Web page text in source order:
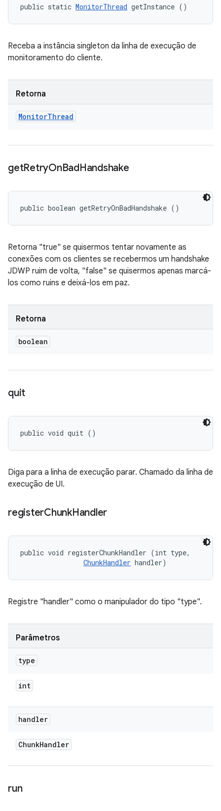
public static MonitorThread getInstance ()
Receba a instância singleton da linha de execução de
monitoramento do cliente.
Retorna
MonitorThread
getRetryOnBadHandshake
public boolean getRetryOnBadHandshake ()
Retorna "true" se quisermos tentar novamente as
conexões com os clientes se recebermos um handshake
JDWP ruim de volta, "false" se quisermos apenas marcá-
los como ruins e deixá-los em paz.
Retorna
boolean
quit
public void quit ()
Diga para a linha de execução parar. Chamado da linha de
execução de UI.
registerChunkHandler
public void registerChunkHandler (int type,
ChunkHandler handler)
Registre "handler" como o manipulador do tipo "type".
Parâmetros
type
int
handler
ChunkHandler
run